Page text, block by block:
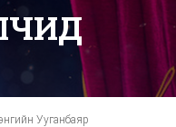
Ууганбаяр